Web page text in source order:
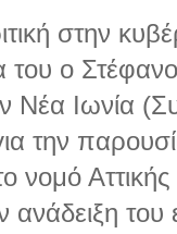
στην
του ο
Νέα Ιωνία
την
Αττικής
ανάδειξη